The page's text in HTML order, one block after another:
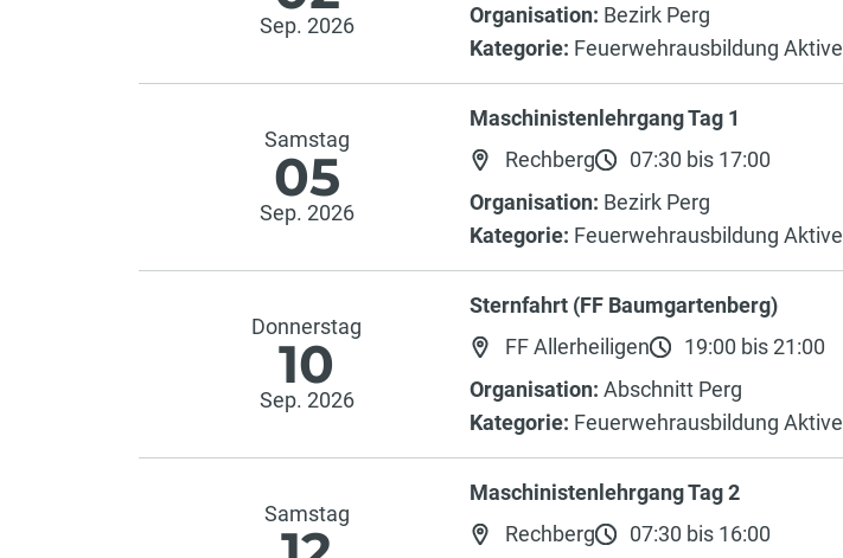
Sep. 2026
Organisation: Bezirk Perg
Kategorie: Feuerwehrausbildung Aktive
Samstag
05
Sep. 2026
Maschinistenlehrgang Tag 1
Rechberg
07:30 bis 17:00
Organisation: Bezirk Perg
Kategorie: Feuerwehrausbildung Aktive
Donnerstag
10
Sep. 2026
Sternfahrt (FF Baumgartenberg)
FF Allerheiligen
19:00 bis 21:00
Organisation: Abschnitt Perg
Kategorie: Feuerwehrausbildung Aktive
Samstag
Maschinistenlehrgang Tag 2
Rechberg
07:30 bis 16:00